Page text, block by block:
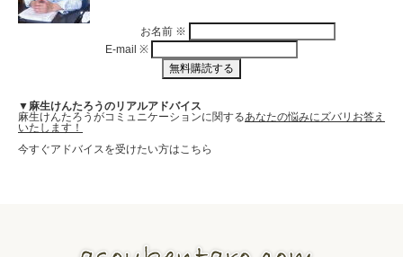
お名前 ※
E-mail ※
▼麻生けんたろうのリアルアドバイス
麻生けんたろうがコミュニケーションに関するあなたの悩みにズバリお答え
いたします！
今すぐアドバイスを受けたい方はこちら